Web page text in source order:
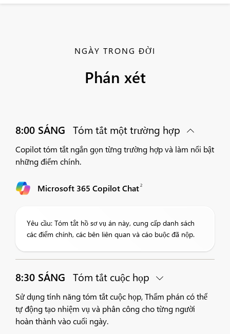
NGÀY TRONG ĐỜI
Phán xét
8:00 SÁNG Tóm tắt một trường hợp
Copilot tóm tắt ngắn gọn từng trường hợp và làm nổi bật
những điểm chính.
Microsoft 365 Copilot Chat2
Yêu cầu: Tóm tắt hồ sơ vụ án này, cung cấp danh sách
các điểm chính, các bên liên quan và cáo buộc đã nộp.
8:30 SÁNG Tóm tắt cuộc họp
Sử dụng tính năng tóm tắt cuộc họp, Thẩm phán có thể
tự động tạo nhiệm vụ và phân công cho từng người
hoàn thành vào cuối ngày.